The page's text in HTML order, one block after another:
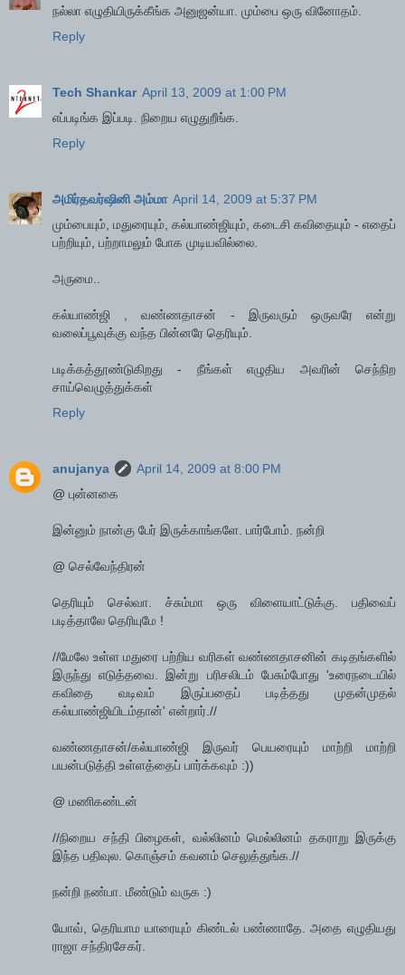
நல்லா எழுதியிருக்கீங்க அனுஜன்யா. மும்பை ஒரு வினோதம்.
Reply
Tech Shankar April 13, 2009 at 1:00 PM
எப்படிங்க இப்படி. நிறைய எழுதுறீங்க.
Reply
அமிர்தவர்ஷினி அம்மா April 14, 2009 at 5:37 PM
மும்பையும், மதுரையும், கல்யாண்ஜியும், கடைசி கவிதையும் - எதைப்
பற்றியும், பற்றாமலும் போக முடியவில்லை.
அருமை..
கல்யாண்ஜி , வண்ணதாசன் - இருவரும் ஒருவரே என்று
வலைப்பூவுக்கு வந்த பின்னரே தெரியும்.
படிக்கத்தூண்டுகிறது - நீங்கள் எழுதிய அவரின் செந்நிற
சாய்வெழுத்துக்கள்
Reply
anujanya
April 14, 2009 at 8:00 PM
@ புன்னகை
இன்னும் நான்கு பேர் இருக்காங்களே. பார்போம். நன்றி
@ செல்வேந்திரன்
தெரியும் செல்வா. ச்சும்மா ஒரு விளையாட்டுக்கு. பதிவைப்
படித்தாலே தெரியுமே !
//மேலே உள்ள மதுரை பற்றிய வரிகள் வண்ணதாசனின் கடிதங்களில்
இருந்து எடுத்தவை. இன்று பரிசலிடம் பேசும்போது 'உரைநடையில்
கவிதை வடிவம் இருப்பதைப் படித்தது முதன்முதல்
கல்யாண்ஜியிடம்தான்' என்றார்.//
வண்ணதாசன்/கல்யாண்ஜி இருவர் பெயரையும் மாற்றி மாற்றி
பயன்படுத்தி உள்ளத்தைப் பார்க்கவும் :))
@ மணிகண்டன்
//நிறைய சந்தி பிழைகள், வல்லினம் மெல்லினம் தகராறு இருக்கு
இந்த பதிவுல. கொஞ்சம் கவனம் செலுத்துங்க.//
நன்றி நண்பா. மீண்டும் வருக :)
யோவ், தெரியாம யாரையும் கிண்டல் பண்ணாதே. அதை எழுதியது
ராஜா சந்திரசேகர்.